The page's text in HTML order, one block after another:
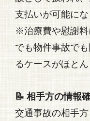
支払いが可能にな
※治療費や慰謝料
でも物件事故で
るケースがほとん
📝 相手方の情報
交通事故の相手